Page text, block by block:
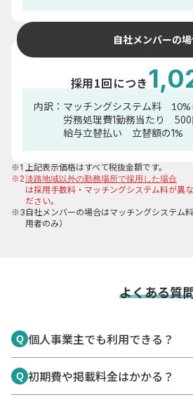
自社メンバーの
採用1回につき
内訳： マッチングシステム料 10%
労務処理費1勤務当たり 500
給与立替払い 立替額の1%
※1 上記表示価格はすべて税抜金額です。
※2淡路地域以外の勤務場所で採用した場合
は採用手数料・マッチングシステム料が異
ださい。
※3自社メンバーの場合はマッチングシステム
用者のみ）
よくある質
Q 個人事業主でも利用できる？
可能です。小規模の小売店や農家
ます。
Q 初期費や掲載料金はかかる？